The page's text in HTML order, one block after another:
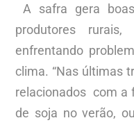
A safra gera
produtores
enfrentando
clima. “Nas últimas
relacionados com a
de soja no verão,